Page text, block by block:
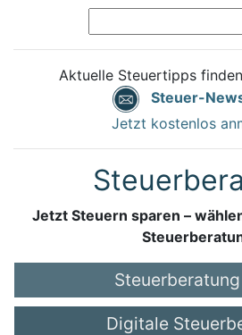
Aktuelle Steuertipps
Steuer-
Jetzt kostenlos
Jetzt Steuern sparen –
Digitale